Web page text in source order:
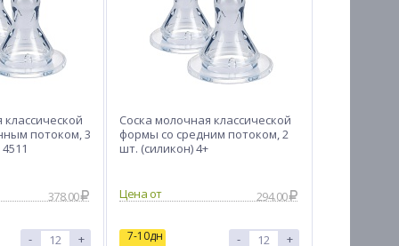
потоком, 3
378.00
- +
Соска молочная классической
формы со средним потоком, 2
шт. (силикон) 4+
Цена от 294.00
7-10дн - +